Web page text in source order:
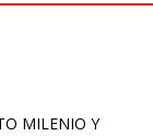
MILENIO Y